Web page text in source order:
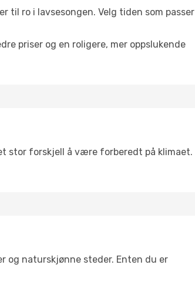
til ro i lavsesongen. Velg tiden som passer
priser og en roligere, mer oppslukende
stor forskjell å være forberedt på klimaet.
og naturskjønne steder. Enten du er